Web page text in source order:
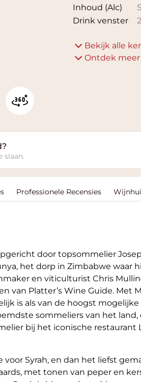
Inhoud (Alc)
Drink venster
Bekijk alle
Ontdek
slaan.
Professionele Recensies
door topsommelier
het dorp in Zimbabwe waar
en viticulturist Chris
van Platter’s Wine Guide. Met
is als van de hoogst
sommeliers van het land,
bij het iconische restaurant
voor Syrah, en dan het liefst
met tonen van peper en